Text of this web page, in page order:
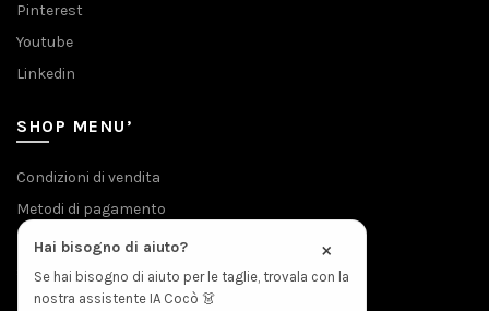
Pinterest
Youtube
Linkedin
SHOP MENU’
Condizioni di vendita
Metodi di pagamento
Privacy & Cookies
Spedizioni
Politica Resi
×
Hai bisogno di aiuto?
Se hai bisogno di aiuto per le taglie, trovala con la
nostra assistente IA Cocò 👗